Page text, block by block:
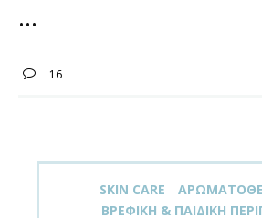
16
SKIN CARE
ΒΡΕΦΙΚΉ & ΠΑΙΔΙΚΉ